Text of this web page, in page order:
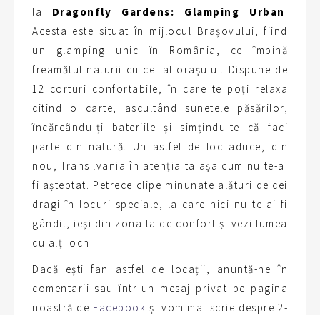
la Dragonfly Gardens: Glamping Urban .
Acesta este situat în mijlocul Brașovului, fiind
un glamping unic în România, ce îmbină
freamătul naturii cu cel al orașului. Dispune de
12 corturi confortabile, în care te poți relaxa
citind o carte, ascultând sunetele păsărilor,
încărcându-ți bateriile și simțindu-te că faci
parte din natură. Un astfel de loc aduce, din
nou, Transilvania în atenția ta așa cum nu te-ai
fi așteptat. Petrece clipe minunate alături de cei
dragi în locuri speciale, la care nici nu te-ai fi
gândit, ieși din zona ta de confort și vezi lumea
cu alți ochi.
Dacă ești fan astfel de locații, anuntă-ne în
comentarii sau într-un mesaj privat pe pagina
noastră de Facebook și vom mai scrie despre 2-